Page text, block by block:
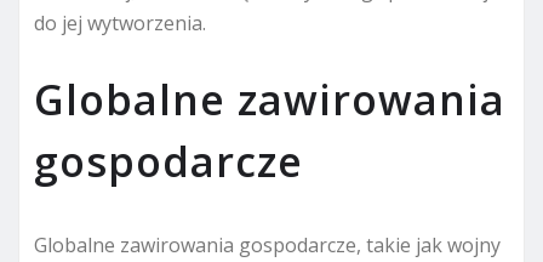
do jej wytworzenia.
Globalne zawirowania
gospodarcze
Globalne zawirowania gospodarcze, takie jak wojny